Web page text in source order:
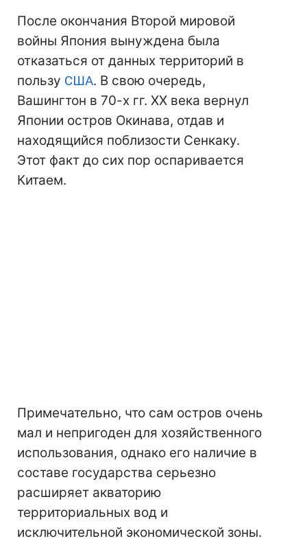
После окончания Второй мировой
войны Япония вынуждена была
отказаться от данных территорий в
пользу США. В свою очередь,
Вашингтон в 70-х гг. XX века вернул
Японии остров Окинава, отдав и
находящийся поблизости Сенкаку.
Этот факт до сих пор оспаривается
Китаем.
Примечательно, что сам остров очень
мал и непригоден для хозяйственного
использования, однако его наличие в
составе государства серьезно
расширяет акваторию
территориальных вод и
исключительной экономической зоны.